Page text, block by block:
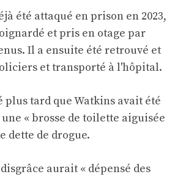
été attaqué en prison en 2023,
et pris en otage par
Il a ensuite été retrouvé et
et transporté à l'hôpital.
tard que Watkins avait été
« brosse de toilette aiguisée
dette de drogue.
aurait « dépensé des